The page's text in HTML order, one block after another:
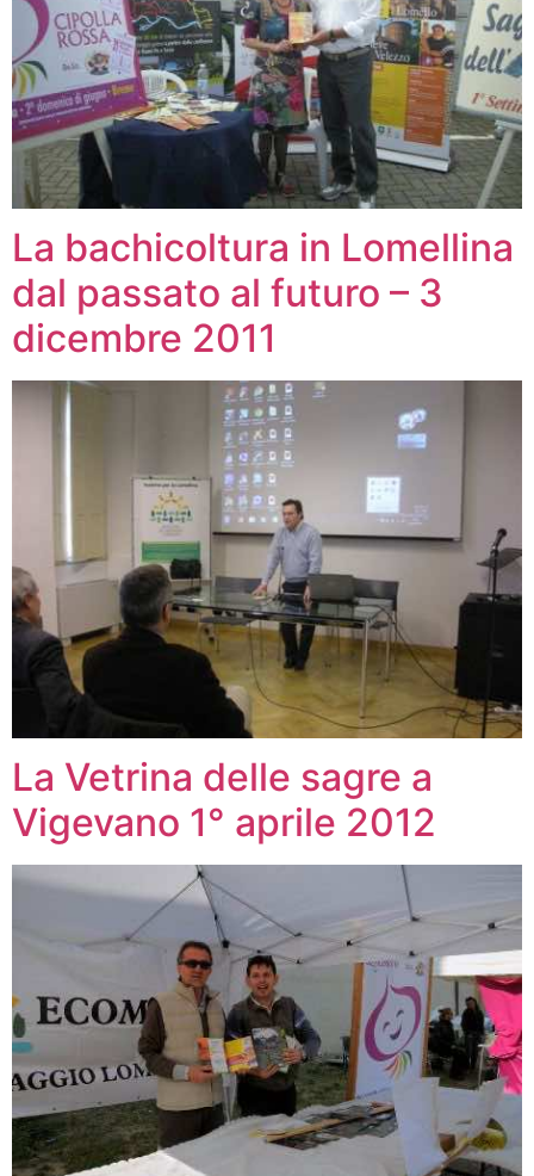
La bachicoltura in Lomellina
dal passato al futuro – 3
dicembre 2011
La Vetrina delle sagre a
Vigevano 1° aprile 2012